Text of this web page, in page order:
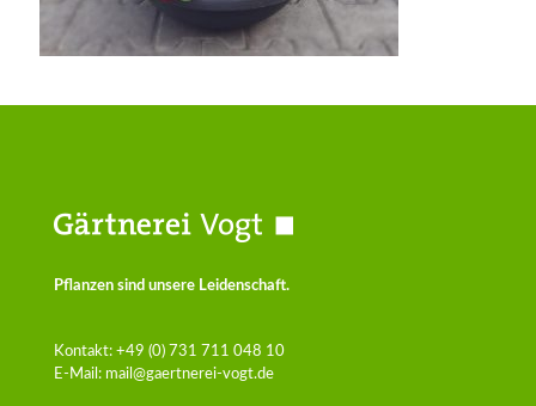
Pflanzen sind unsere Leidenschaft.
Kontakt: +49 (0) 731 711 048 10
E-Mail: mail@gaertnerei-vogt.de